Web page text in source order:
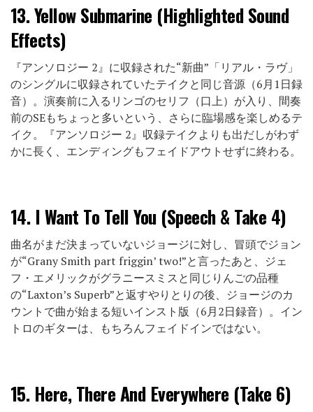
13.Yellow Submarine (Highlighted Sound
Effects)
『アンソロジー 2』に収録された“新曲”「リアル・ラヴ」
のシングルに収録されていたテイクと同じ音源（6月1日録
音）。演奏前に入るリンゴのセリフ（口上）が入り、間奏
前のSEもちょっと多いという、さらに臨場感を楽しめるテ
イク。『アンソロジー 2』収録テイクよりも出だしがわず
かに長く、エンディングもフェイドアウトせずに終わる。
14.I Want To Tell You (Speech & Take 4)
曲名がまだ決まっていないジョージに対し、冒頭でジョン
が“Grany Smith part friggin’ two!”と言ったあと、ジェ
フ・エメリックがグラニースミスと同じりんごの品種
の“Laxton’s Superb”と返すやりとりの後、ジョージのカ
ウントで曲が始まる短いインスト版（6月2日録音）。イン
トロのギターは、もちろんフェイドインではない。
15.Here, There And Everywhere (Take 6)